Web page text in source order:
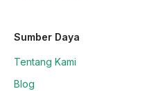
Sumber Daya
Tentang Kami
Blog